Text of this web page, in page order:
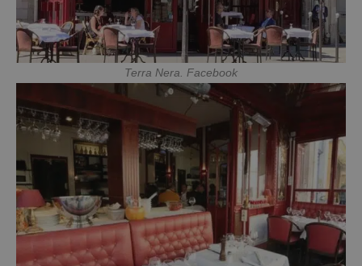
Terra Nera. Facebook